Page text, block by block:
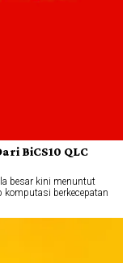
BiCS10 QLC
besar kini menuntut
komputasi berkecepatan